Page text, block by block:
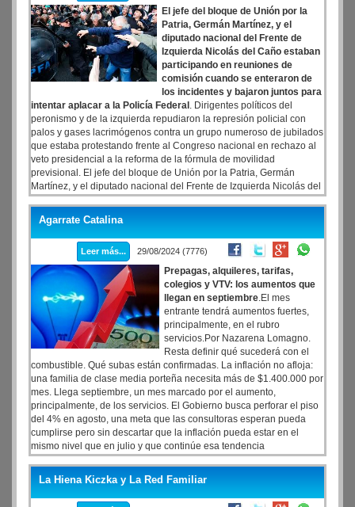
El jefe del bloque de Unión por la
Patria, Germán Martínez, y el
diputado nacional del Frente de
Izquierda Nicolás del Caño estaban
participando en reuniones de
comisión cuando se enteraron de
los incidentes y bajaron juntos para
intentar aplacar a la Policía Federal . Dirigentes políticos del
peronismo y de la izquierda repudiaron la represión policial con
palos y gases lacrimógenos contra un grupo numeroso de jubilados
que estaba protestando frente al Congreso nacional en rechazo al
veto presidencial a la reforma de la fórmula de movilidad
previsional. El jefe del bloque de Unión por la Patria, Germán
Martínez, y el diputado nacional del Frente de Izquierda Nicolás del
Caño estaban participando en reuniones de comisión cuando se
enteraron de los incidentes y bajaron juntos para intentar aplacar a
la Policía Federal.
Agarrate Catalina
Leer más... 29/08/2024 (7776)
Prepagas, alquileres, tarifas,
colegios y VTV: los aumentos que
llegan en septiembre.El mes
entrante tendrá aumentos fuertes,
principalmente, en el rubro
servicios.Por Nazarena Lomagno.
Resta definir qué sucederá con el
combustible. Qué subas están confirmadas. La inflación no afloja:
una familia de clase media porteña necesita más de $1.400.000 por
mes. Llega septiembre, un mes marcado por el aumento,
principalmente, de los servicios. El Gobierno busca perforar el piso
del 4% en agosto, una meta que las consultoras esperan pueda
cumplirse pero sin descartar que la inflación pueda estar en el
mismo nivel que en julio y que continúe esa tendencia
desinflacionaria. Cuáles son las subas a tener en cuenta para el
mes entrante.
La Hiena Kiczka y La Red Familiar